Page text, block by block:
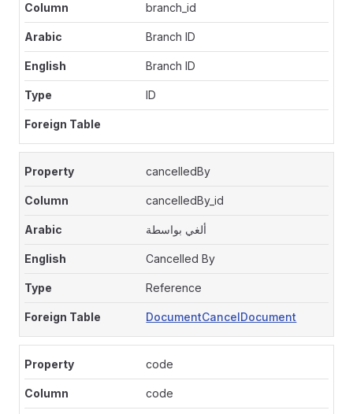
branch_id
Branch ID
Branch ID
ID
cancelledBy
cancelledBy_id
ألغي بواسطة
Cancelled By
Reference
DocumentCancelDocument
code
code